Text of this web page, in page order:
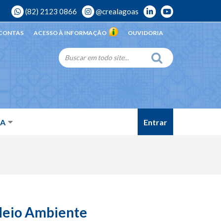
(82) 2123 0866 @crealagoas
OUVIDORIA
ACESSO À INFORMAÇÃO
Entrar
Ambiente